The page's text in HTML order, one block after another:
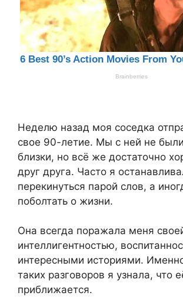
Неделю назад моя соседка
свое 90-летие. Мы с ней не
близки, но всё же достаточно
друг друга. Часто я
перекинуться парой слов, а
поболтать о жизни.
Она всегда поражала меня
интеллигентностью,
интересными историями.
таких разговоров я узнала, что
приближается.